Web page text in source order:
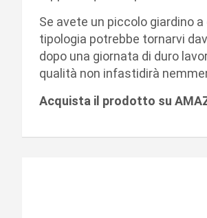
Se avete un piccolo giardino
tipologia potrebbe tornarvi
dopo una giornata di duro
qualità non infastidirà
Acquista il prodotto su